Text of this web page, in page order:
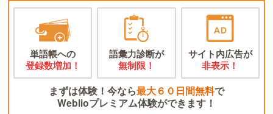
単語帳への
登録数増加！
語彙力診断が
無制限！
サイト内広告が
非表示！
まずは体験！今なら最大６０日間無料で
Weblioプレミアム体験ができます！